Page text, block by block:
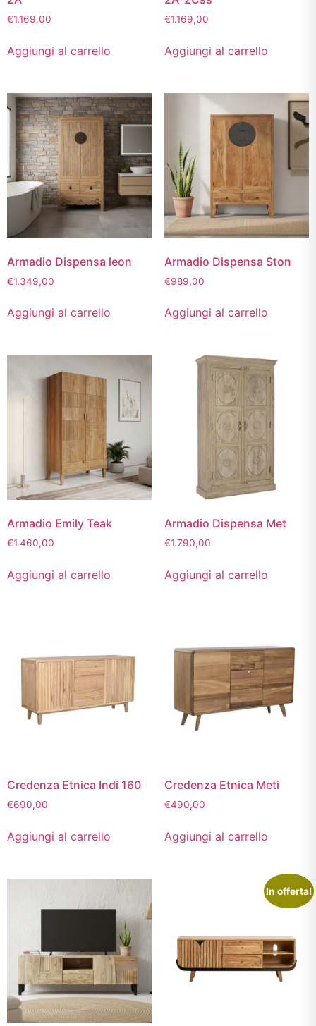
€1.169,00
Aggiungi al carrello
€1.169,00
Aggiungi al carrello
Armadio Dispensa leon
€1.349,00
Aggiungi al carrello
Armadio Dispensa Ston
€989,00
Aggiungi al carrello
Armadio Emily Teak
€1.460,00
Aggiungi al carrello
Armadio Dispensa Met
€1.790,00
Aggiungi al carrello
Credenza Etnica Indi 160
€690,00
Aggiungi al carrello
Credenza Etnica Meti
€490,00
Aggiungi al carrello
In offerta!